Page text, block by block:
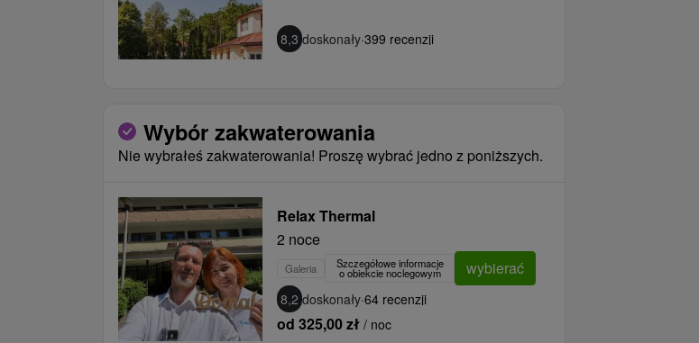
8,3 doskonały·399 recenzji
Wybór zakwaterowania
Nie wybrałeś zakwaterowania! Proszę wybrać jedno z poniższych.
Relax Thermal
2 noce
Galeria Szczegółowe informacje
o obiekcie noclegowym wybierać
8,2 doskonały·64 recenzji
od 325,00 zł / noc